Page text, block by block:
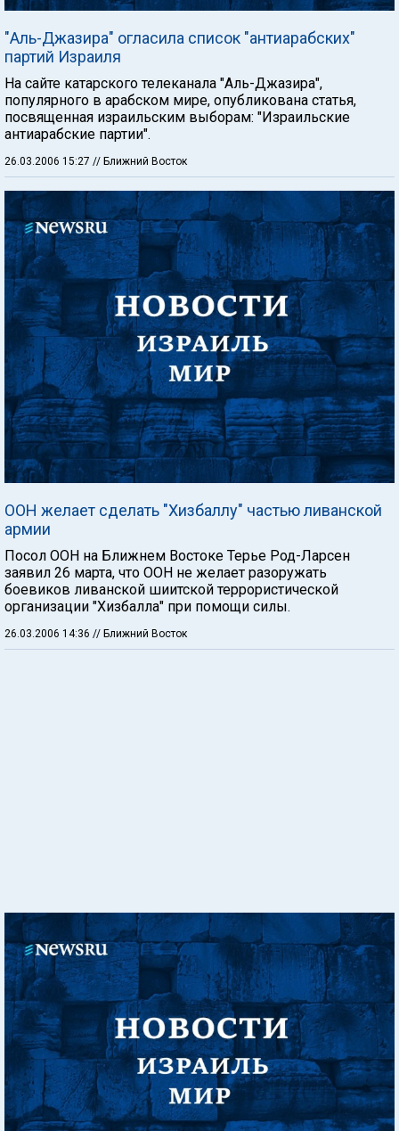
"Аль-Джазира" огласила список "антиарабских"
партий Израиля
На сайте катарского телеканала "Аль-Джазира",
популярного в арабском мире, опубликована статья,
посвященная израильским выборам: "Израильские
антиарабские партии".
26.03.2006 15:27 // Ближний Восток
ООН желает сделать "Хизбаллу" частью ливанской
армии
Посол ООН на Ближнем Востоке Терье Род-Ларсен
заявил 26 марта, что ООН не желает разоружать
боевиков ливанской шиитской террористической
организации "Хизбалла" при помощи силы.
26.03.2006 14:36 // Ближний Восток